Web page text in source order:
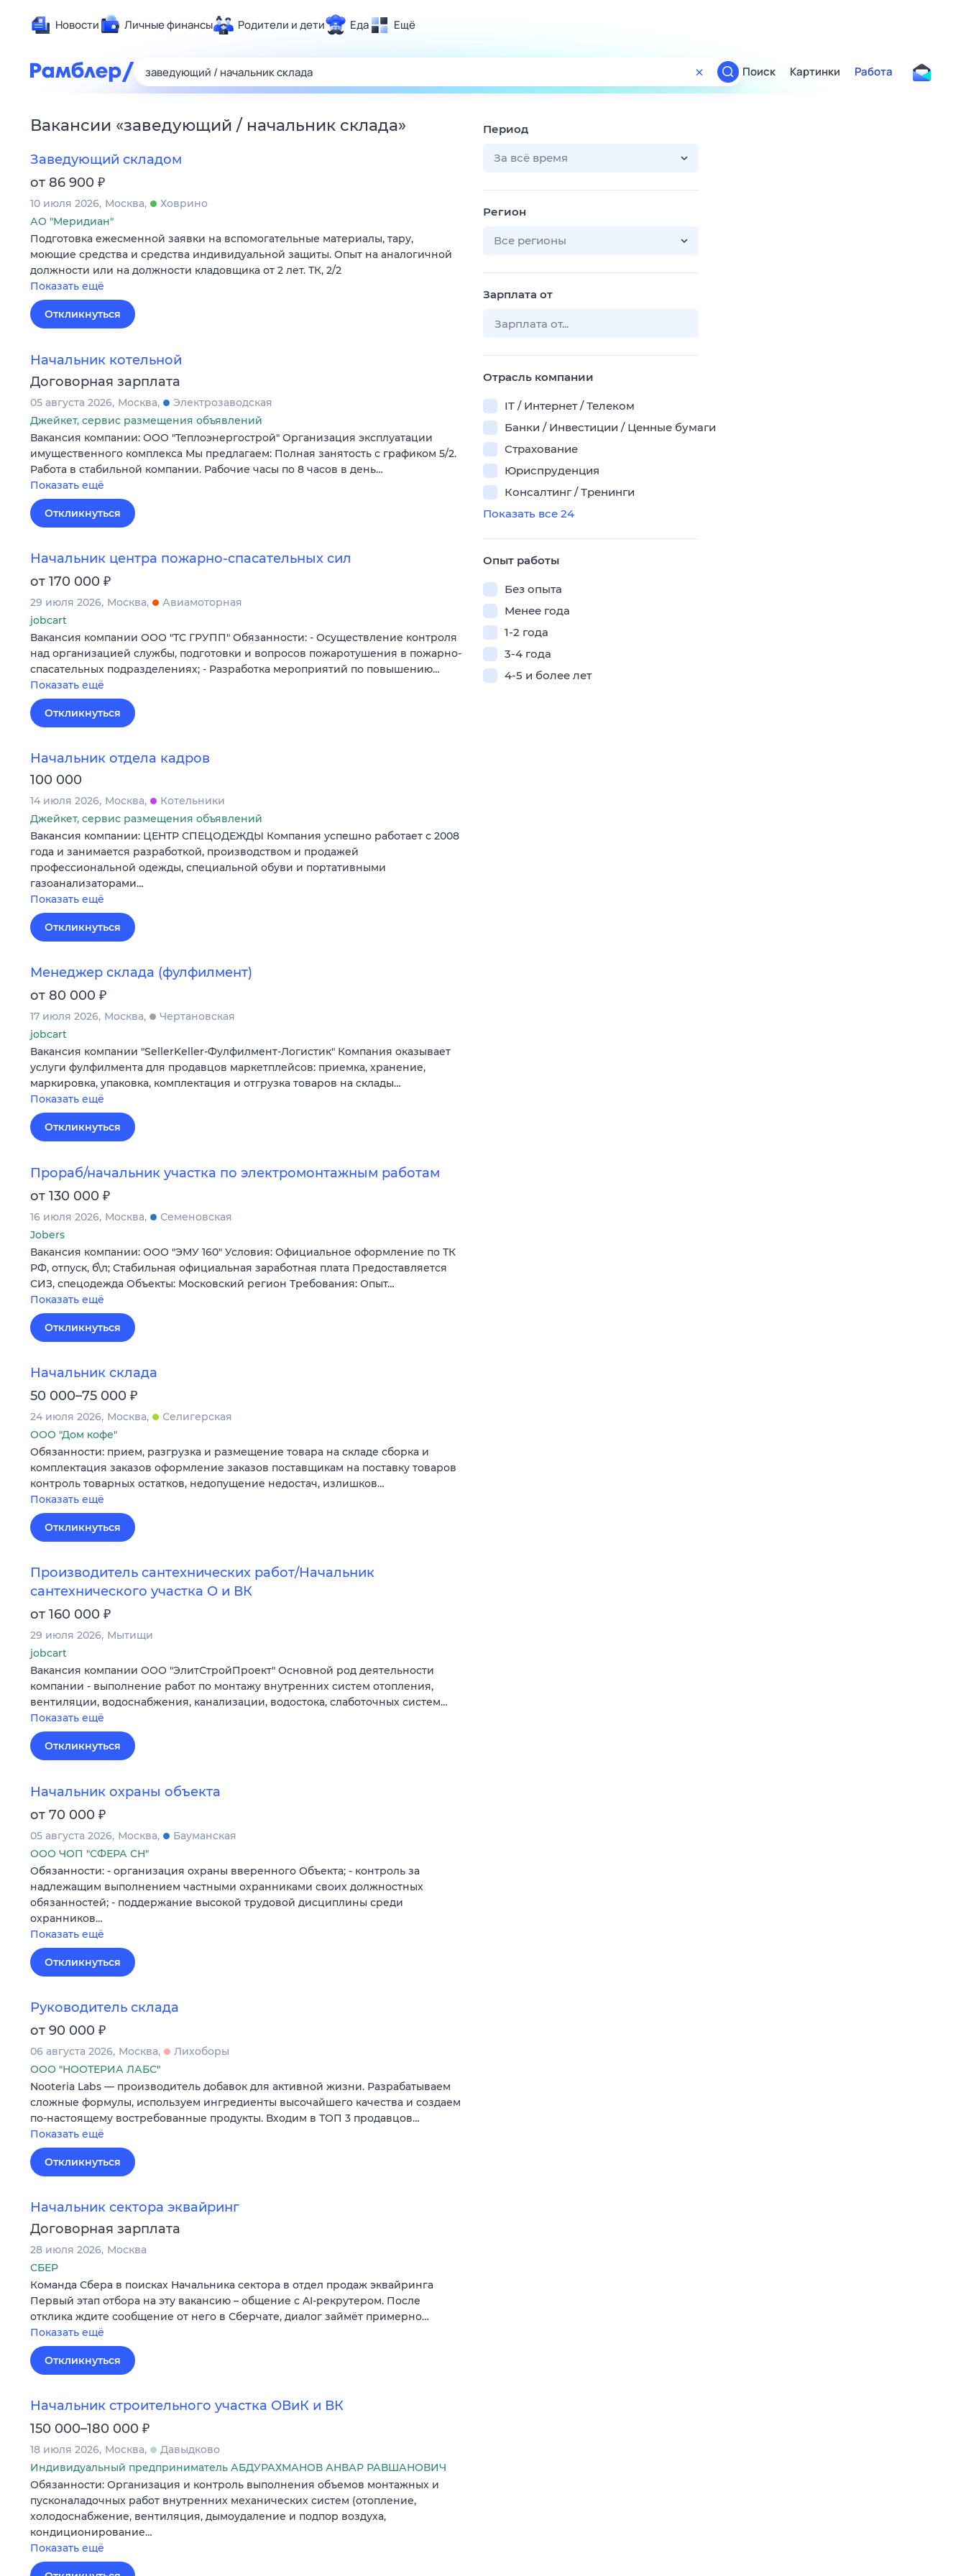
Новости Личные финансы Родители и дети Еда Ещё
Здоровье
Развлечения и отдых
Спорт
Сберегаем вместе
Гороскопы
Поиск
ТВ-программа
Поиск Картинки Работа
Вакансии «заведующий / начальник склада»
Заведующий складом
от 86 900 ₽
10 июля 2026 Москва
Ховрино
АО "Меридиан"
Подготовка ежесменной заявки на вспомогательные материалы, тару,
моющие средства и средства индивидуальной защиты. Опыт на аналогичной
должности или на должности кладовщика от 2 лет. ТК, 2/2
Показать ещё
Откликнуться
Начальник котельной
Договорная зарплата
05 августа 2026 Москва
Электрозаводская
Джейкет, сервис размещения объявлений
Вакансия компании: ООО "Теплоэнергострой" Организация эксплуатации
имущественного комплекса Мы предлагаем: Полная занятость с графиком 5/2.
Работа в стабильной компании. Рабочие часы по 8 часов в день…
Показать ещё
Откликнуться
Начальник центра пожарно-спасательных сил
от 170 000 ₽
29 июля 2026 Москва
Авиамоторная
jobcart
Вакансия компании ООО "ТС ГРУПП" Обязанности: - Осуществление контроля
над организацией службы, подготовки и вопросов пожаротушения в пожарно-
спасательных подразделениях; - Разработка мероприятий по повышению…
Показать ещё
Откликнуться
Начальник отдела кадров
100 000
14 июля 2026 Москва
Котельники
Джейкет, сервис размещения объявлений
Вакансия компании: ЦЕНТР СПЕЦОДЕЖДЫ Компания успешно работает с 2008
года и занимается разработкой, производством и продажей
профессиональной одежды, специальной обуви и портативными
газоанализаторами…
Показать ещё
Откликнуться
Менеджер склада (фулфилмент)
от 80 000 ₽
17 июля 2026 Москва
Чертановская
jobcart
Вакансия компании "SellerKeller-Фулфилмент-Логистик" Компания оказывает
услуги фулфилмента для продавцов маркетплейсов: приемка, хранение,
маркировка, упаковка, комплектация и отгрузка товаров на склады…
Показать ещё
Откликнуться
Прораб/начальник участка по электромонтажным работам
от 130 000 ₽
16 июля 2026 Москва
Семеновская
Jobers
Вакансия компании: ООО "ЭМУ 160" Условия: Официальное оформление по ТК
РФ, отпуск, б\л; Стабильная официальная заработная плата Предоставляется
СИЗ, спецодежда Объекты: Московский регион Требования: Опыт…
Показать ещё
Откликнуться
Начальник склада
50 000–75 000 ₽
24 июля 2026 Москва
Селигерская
ООО "Дом кофе"
Обязанности: прием, разгрузка и размещение товара на складе сборка и
комплектация заказов оформление заказов поставщикам на поставку товаров
контроль товарных остатков, недопущение недостач, излишков…
Показать ещё
Откликнуться
Производитель сантехнических работ/Начальник
сантехнического участка О и ВК
от 160 000 ₽
29 июля 2026 Мытищи
jobcart
Вакансия компании ООО "ЭлитСтройПроект" Основной род деятельности
компании - выполнение работ по монтажу внутренних систем отопления,
вентиляции, водоснабжения, канализации, водостока, слаботочных систем…
Показать ещё
Откликнуться
Начальник охраны объекта
от 70 000 ₽
05 августа 2026 Москва
Бауманская
ООО ЧОП "СФЕРА СН"
Обязанности: - организация охраны вверенного Объекта; - контроль за
надлежащим выполнением частными охранниками своих должностных
обязанностей; - поддержание высокой трудовой дисциплины среди
охранников…
Показать ещё
Откликнуться
Руководитель склада
от 90 000 ₽
06 августа 2026 Москва
Лихоборы
ООО "НООТЕРИА ЛАБС"
Nooteria Labs — производитель добавок для активной жизни. Разрабатываем
сложные формулы, используем ингредиенты высочайшего качества и создаем
по-настоящему востребованные продукты. Входим в ТОП 3 продавцов…
Показать ещё
Откликнуться
Начальник сектора эквайринг
Договорная зарплата
28 июля 2026 Москва
СБЕР
Команда Сбера в поисках Начальника сектора в отдел продаж эквайринга
Первый этап отбора на эту вакансию – общение с AI-рекрутером. После
отклика ждите сообщение от него в Сберчате, диалог займёт примерно…
Показать ещё
Откликнуться
Начальник строительного участка ОВиК и ВК
150 000–180 000 ₽
18 июля 2026 Москва
Давыдково
Индивидуальный предприниматель АБДУРАХМАНОВ АНВАР РАВШАНОВИЧ
Обязанности: Организация и контроль выполнения объемов монтажных и
пусконаладочных работ внутренних механических систем (отопление,
холодоснабжение, вентиляция, дымоудаление и подпор воздуха,
кондиционирование…
Показать ещё
Период
За всё время
Регион
Все регионы
Зарплата от
Отрасль компании
IT / Интернет / Телеком
Банки / Инвестиции / Ценные бумаги
Страхование
Юриспруденция
Консалтинг / Тренинги
Показать все 24
Опыт работы
Без опыта
Менее года
1-2 года
3-4 года
4-5 и более лет